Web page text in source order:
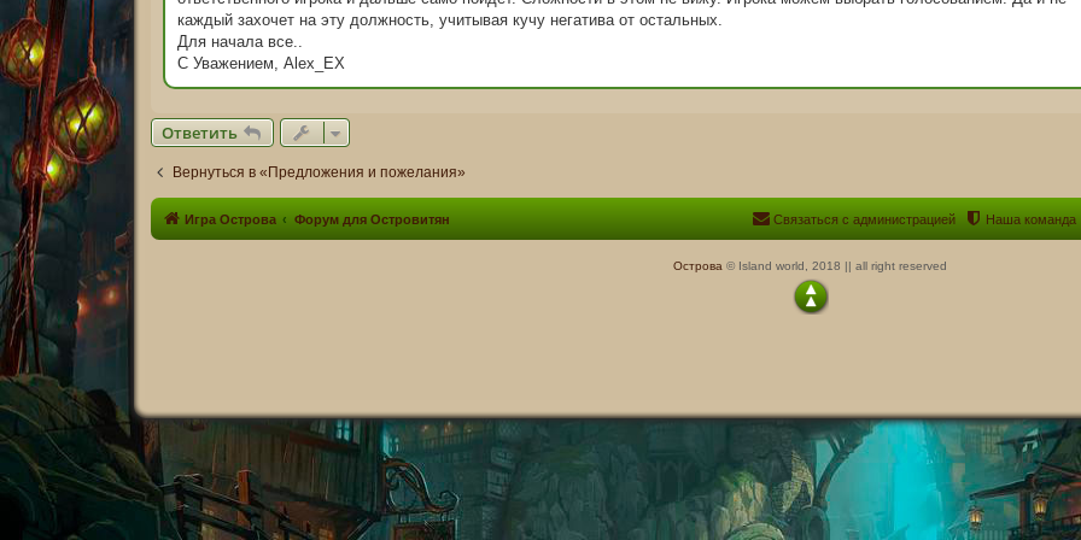
н
е
каждый захочет на эту должность, учитывая кучу негатива от остальных.
Для начала все..
С Уважением, Alex_EX
Ответить
Вернуться в «Предложения и пожелания»
Игра Острова Форум для Островитян Наша команда
Связаться с администрацией
Острова © Island world, 2018 || all right reserved